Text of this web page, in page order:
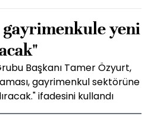
gayrimenkule yeni
Başkanı Tamer Özyurt,
gayrimenkul sektörüne
ifadesini kullandı